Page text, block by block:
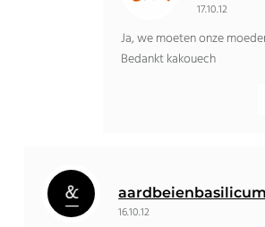
17.10.12
Ja, we moeten onze
Bedankt kakouech
aardbeienbasilicum
16.10.12